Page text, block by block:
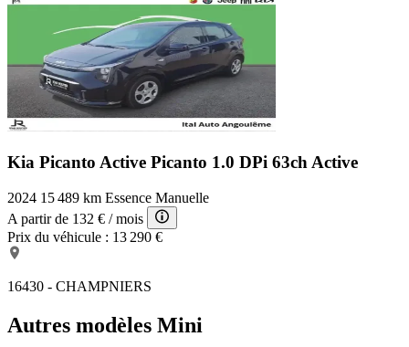
Système mains-libres Bluetooth niveau 2
Triangle de présignalisation avec kit de premiers secours
Kia Picanto Active Picanto 1.0 DPi 63ch Active
2024 15 489 km Essence Manuelle
A partir de 132 € / mois
Prix du véhicule : 13 290 €
16430 - CHAMPNIERS
Autres modèles Mini